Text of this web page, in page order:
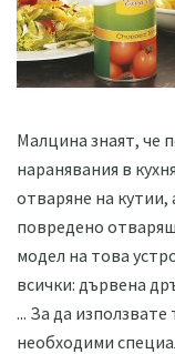
Малцина знаят, че
наранявания в
отваряне на
повредено
модел на това
всички: дървена
... За да
необходими